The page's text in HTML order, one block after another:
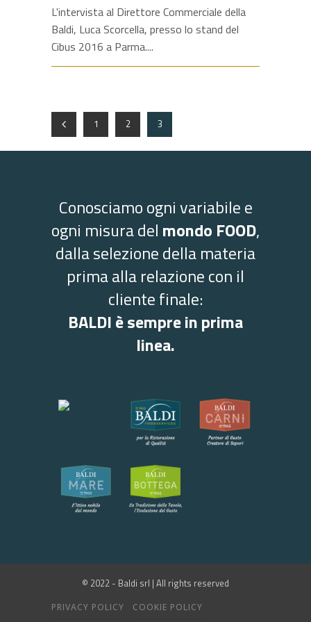
L'intervista al Direttore Commerciale della
Baldi, Luca Scorcella, presso lo stand del
Cibus 2016 a Parma.
1 2 3
Conosciamo ogni variabile e
ogni misura del mondo FOOD,
dalla selezione della materia
prima alla relazione con il
cliente finale:
BALDI è sempre in prima
linea.
© 2022 - Baldi srl | All rights reserved
PRIVACY POLICY COOKIE POLICY